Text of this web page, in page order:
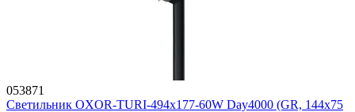
053871
Светильник OXOR-TURI-494х177-60W Day4000 (GR, 144x75